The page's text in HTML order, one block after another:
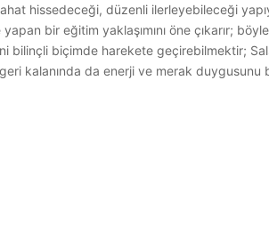
hissedeceği, düzenli ilerleyebileceği
bir eğitim yaklaşımını öne çıkarır;
bilinçli biçimde harekete geçirebilmektir;
kalanında da enerji ve merak duygusunu